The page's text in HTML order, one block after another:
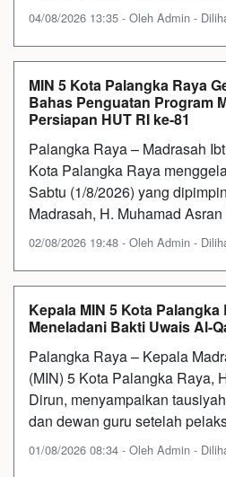
04/08/2026 13:35 - Oleh Admin -
MIN 5 Kota Palangka Raya
Bahas Penguatan Program
Persiapan HUT RI ke-81
Palangka Raya – Madrasah
Kota Palangka Raya
Sabtu (1/8/2026) yang
Madrasah, H. Muhamad
02/08/2026 19:48 - Oleh Admin -
Kepala MIN 5 Kota
Meneladani Bakti Uwais Al-
Palangka Raya – Kepala
(MIN) 5 Kota Palangka Raya,
Dirun, menyampaikan
dan dewan guru setelah
01/08/2026 08:34 - Oleh Admin -